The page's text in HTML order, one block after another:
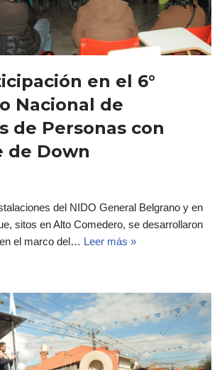
en el 6°
Nacional de
de Personas con
de Down
del NIDO General Belgrano y en
sitos en Alto Comedero, se desarrollaron
el marco del… Leer más »